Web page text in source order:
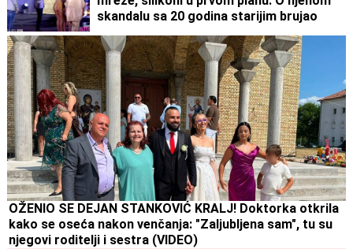
skandalu sa 20 godina starijim brujao
Balkan
OŽENIO SE DEJAN STANKOVIĆ KRALJ! Doktorka otkrila
kako se oseća nakon venčanja: "Zaljubljena sam", tu su
njegovi roditelji i sestra (VIDEO)